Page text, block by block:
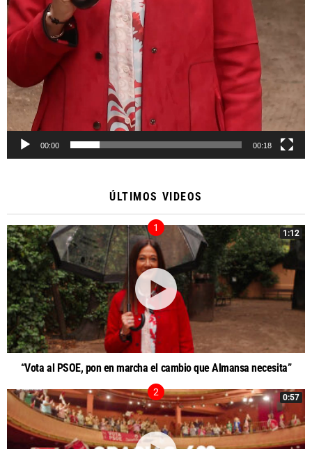
00:00 00:18
ÚLTIMOS VIDEOS
1:12
“Vota al PSOE, pon en marcha el cambio que Almansa necesita”
0:57